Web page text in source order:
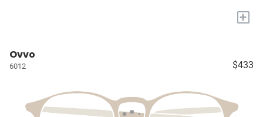
+
Ovvo
6012 $433